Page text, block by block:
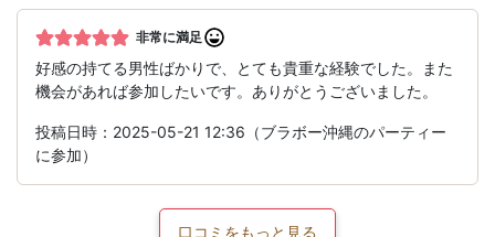
非常に満足
好感の持てる男性ばかりで、とても貴重な経験でした。また
機会があれば参加したいです。ありがとうございました。
投稿日時：2025-05-21 12:36（ブラボー沖縄のパーティー
に参加）
口コミをもっと見る